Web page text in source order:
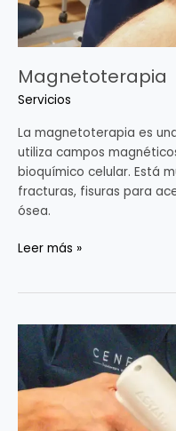
Magnetoterapia
Servicios
La magnetoterapia es
utiliza campos
bioquímico celular. Está
fracturas, fisuras para
ósea.
Leer más »
Ondas
choque